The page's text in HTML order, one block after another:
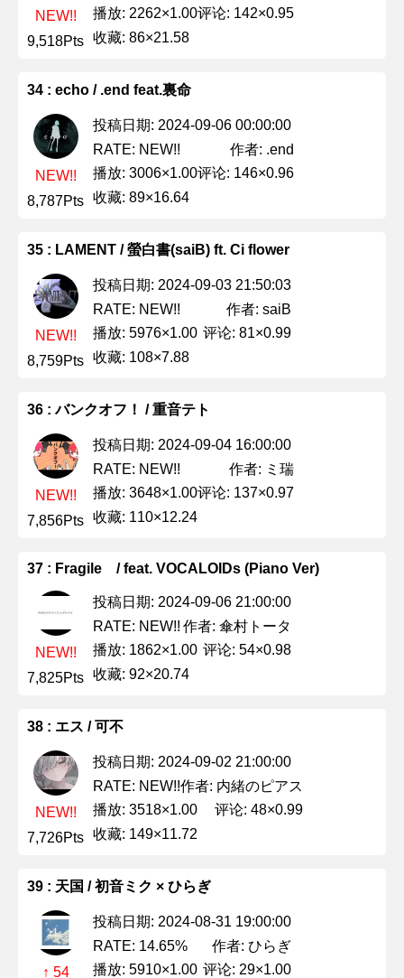
NEW!!
9,518Pts
播放: 2262×1.00评论: 142×0.95
收藏: 86×21.58
34 : echo / .end feat.裏命
NEW!!
8,787Pts
投稿日期: 2024-09-06 00:00:00
RATE: NEW!!
作者: .end
播放: 3006×1.00评论: 146×0.96
收藏: 89×16.64
35 : LAMENT / 螢白書(saiB) ft. Ci flower
NEW!!
8,759Pts
投稿日期: 2024-09-03 21:50:03
RATE: NEW!!
作者: saiB
播放: 5976×1.00 评论: 81×0.99
收藏: 108×7.88
36 : バンクオフ！ / 重音テト
NEW!!
7,856Pts
投稿日期: 2024-09-04 16:00:00
RATE: NEW!!
作者: ミ瑞
播放: 3648×1.00评论: 137×0.97
收藏: 110×12.24
37 : Fragile / feat. VOCALOIDs (Piano Ver)
NEW!!
7,825Pts
投稿日期: 2024-09-06 21:00:00
RATE: NEW!! 作者: 傘村トータ
播放: 1862×1.00 评论: 54×0.98
收藏: 92×20.74
38 : エス / 可不
NEW!!
7,726Pts
投稿日期: 2024-09-02 21:00:00
RATE: NEW!!作者: 内緒のピアス
播放: 3518×1.00
评论: 48×0.99
收藏: 149×11.72
39 : 天国 / 初音ミク × ひらぎ
↑ 54
投稿日期: 2024-08-31 19:00:00
RATE: 14.65%
作者: ひらぎ
播放: 5910×1.00 评论: 29×1.00